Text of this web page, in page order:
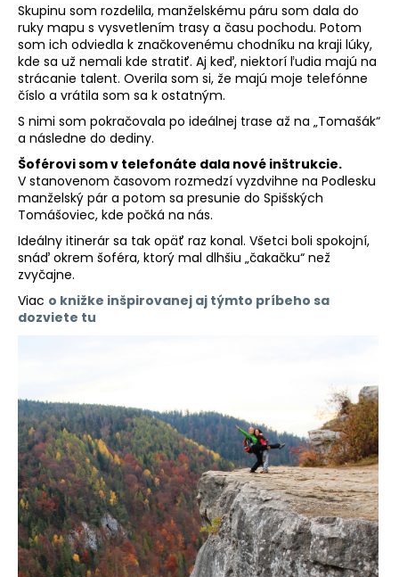
Skupinu som rozdelila, manželskému páru som dala do
ruky mapu s vysvetlením trasy a času pochodu. Potom
som ich odviedla k značkovenému chodníku na kraji lúky,
kde sa už nemali kde stratiť. Aj keď, niektorí ľudia majú na
strácanie talent. Overila som si, že majú moje telefónne
číslo a vrátila som sa k ostatným.
S nimi som pokračovala po ideálnej trase až na „Tomašák“
a následne do dediny.
Šoférovi som v telefonáte dala nové inštrukcie.
V stanovenom časovom rozmedzí vyzdvihne na Podlesku
manželský pár a potom sa presunie do Spišských
Tomášoviec, kde počká na nás.
Ideálny itinerár sa tak opäť raz konal. Všetci boli spokojní,
snáď okrem šoféra, ktorý mal dlhšiu „čakačku“ než
zvyčajne.
Viac o knižke inšpirovanej aj týmto príbeho sa
dozviete tu